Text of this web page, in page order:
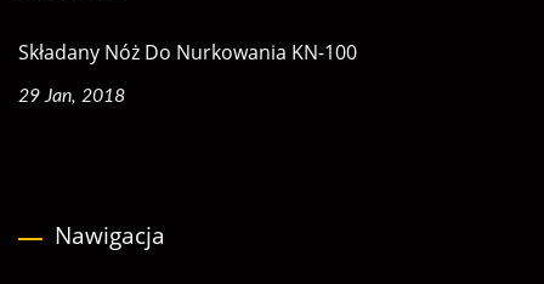
Składany Nóż Do Nurkowania KN-100
29 Jan, 2018
Nawigacja